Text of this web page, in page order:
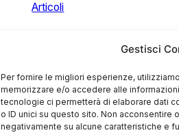
Gestisci
Per fornire le migliori esperienze,
memorizzare e/o accedere alle
tecnologie ci permetterà di elaborare dati
o ID unici su questo sito. Non acconsentire
negativamente su alcune caratteristiche e
Articoli